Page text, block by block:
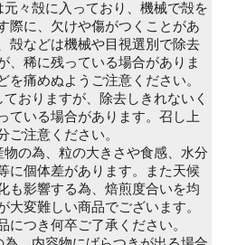
元々殻に入っており、機械で殻を
際に、欠けや傷がつくことがあ
殻などは機械や目視選別で除去
、稀に残っている場合がありま
を痛めぬようご注意ください。
おりますが、除去しきれないく
ている場合があります。召し上
ご注意ください。
物の為、粒の大きさや食感、水分
に個体差があります。また天候
も影響する為、焙煎度合いを均
大変難しい商品でございます。
につき何卒ご了承ください。